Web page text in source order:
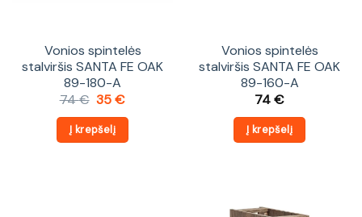
Vonios spintelės
stalviršis SANTA FE OAK
89-180-A
74€ Original
was:
74 €.
35€Current
is:
35 €.
Į krepšelį
Vonios spintelės
stalviršis SANTA FE OAK
89-160-A
74€
Į krepšelį